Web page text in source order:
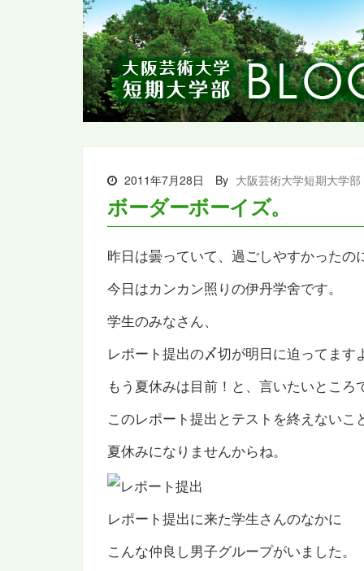
2011年7月28日 By 大阪芸術大学短期大学部
ボーダーボーイズ。
昨日は曇っていて、過ごしやすかったのに
今日はカンカン照りの伊丹学舍です。
学生のみなさん、
レポート提出の〆切が明日に迫ってます
もう夏休みは目前！と、言いたいところ
このレポート提出とテストを終えないこ
夏休みになりませんからね。
レポート提出に来た学生さんのなかに
こんな仲良し男子グループがいました。